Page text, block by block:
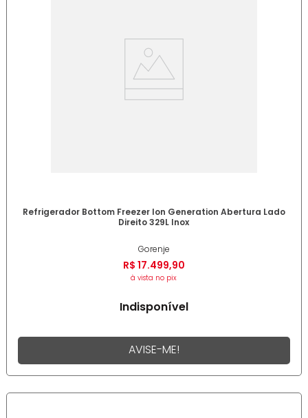
Refrigerador Bottom Freezer Ion Generation Abertura Lado
Direito 329L Inox
Gorenje
R$ 17.499,90
à vista no pix
Indisponível
AVISE-ME!